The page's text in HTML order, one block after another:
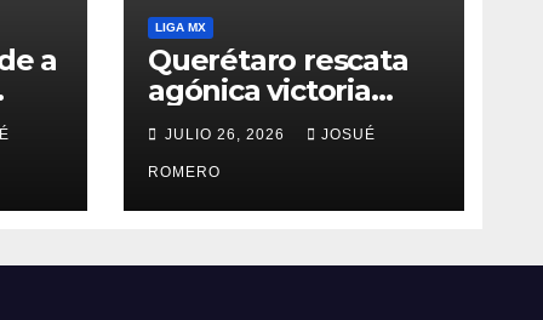
a
LIGA MX
Querétaro rescata
agónica victoria
ante Pachuca
JULIO 26, 2026 JOSUÉ
ROMERO